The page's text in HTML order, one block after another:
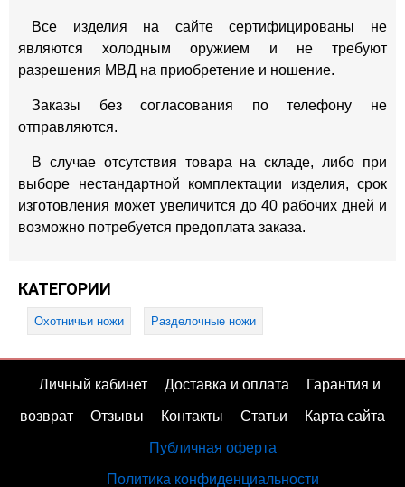
Все изделия на сайте сертифицированы не
являются холодным оружием и не требуют
разрешения МВД на приобретение и ношение.
Заказы без согласования по телефону не
отправляются.
В случае отсутствия товара на складе, либо при
выборе нестандартной комплектации изделия, срок
изготовления может увеличится до 40 рабочих дней и
возможно потребуется предоплата заказа.
КАТЕГОРИИ
Охотничьи ножи Разделочные ножи
Личный кабинет Доставка и оплата Гарантия и
возврат Отзывы Контакты Статьи Карта сайта
Публичная оферта
Политика конфиденциальности